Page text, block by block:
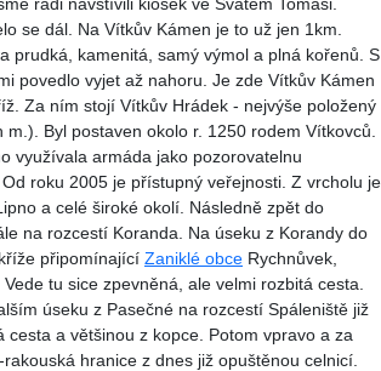
se dál. Na Vítkův Kámen je to už jen 1km.
prudká, kamenitá, samý výmol a plná kořenů. S
povedlo vyjet až nahoru. Je zde Vítkův Kámen
Za ním stojí Vítkův Hrádek - nejvýše položený
m.). Byl postaven okolo r. 1250 rodem Vítkovců.
využívala armáda jako pozorovatelnu
roku 2005 je přístupný veřejnosti. Z vrcholu je
a celé široké okolí. Následně zpět do
na rozcestí Koranda. Na úseku z Korandy do
připomínající Zaniklé obce Rychnůvek,
tu sice zpevněná, ale velmi rozbitá cesta.
úseku z Pasečné na rozcestí Spáleniště již
cesta a většinou z kopce. Potom vpravo a za
hranice z dnes již opuštěnou celnicí.